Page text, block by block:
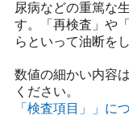
尿病などの重篤な
す。「再検査」や
らといって油断を
数値の細かい内容
ください。
「検査項目」」に